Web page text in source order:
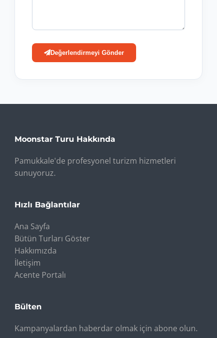
Değerlendirmeyi Gönder
Moonstar Turu Hakkında
Pamukkale'de profesyonel turizm hizmetleri
sunuyoruz.
Hızlı Bağlantılar
Ana Sayfa
Bütün Turları Göster
Hakkımızda
İletişim
Acente Portalı
Bülten
Kampanyalardan haberdar olmak için abone olun.